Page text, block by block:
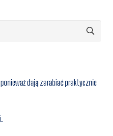
dają zarabiać praktycznie